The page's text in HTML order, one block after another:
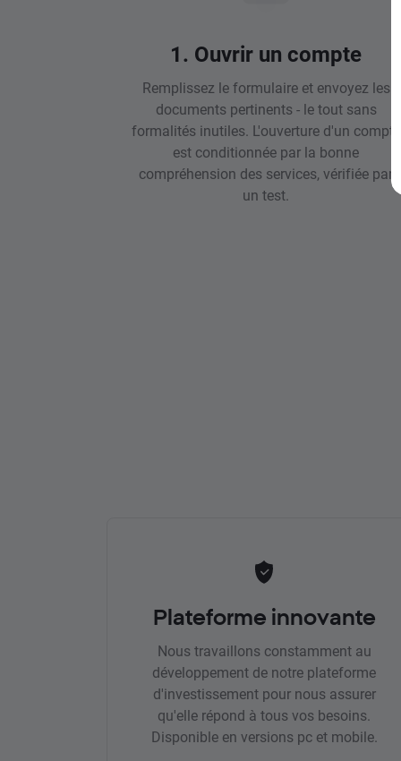
1. Ouvrir un compte
Remplissez le formulaire et envoyez les
documents pertinents - le tout sans
formalités inutiles. L'ouverture d'un compte
est conditionnée par la bonne
compréhension des services, vérifiée par
un test.
Plateforme innovante
Nous travaillons constamment au
développement de notre plateforme
d'investissement pour nous assurer
qu'elle répond à tous vos besoins.
Disponible en versions pc et mobile.